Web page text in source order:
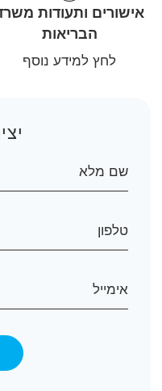
אישורים ותעודות
הבריאות
לחץ למידע נוסף